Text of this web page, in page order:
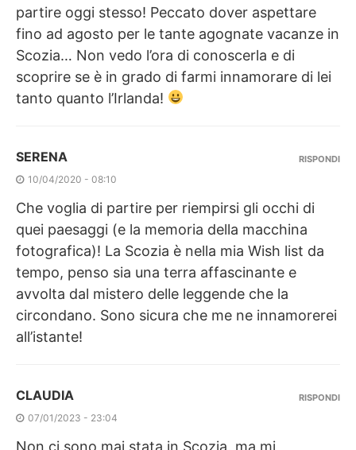
partire oggi stesso! Peccato dover aspettare
fino ad agosto per le tante agognate vacanze in
Scozia… Non vedo l’ora di conoscerla e di
scoprire se è in grado di farmi innamorare di lei
tanto quanto l’Irlanda!
SERENA
10/04/2020 - 08:10
Che voglia di partire per riempirsi gli occhi di
quei paesaggi (e la memoria della macchina
fotografica)! La Scozia è nella mia Wish list da
tempo, penso sia una terra affascinante e
avvolta dal mistero delle leggende che la
circondano. Sono sicura che me ne innamorerei
all’istante!
RISPONDI
CLAUDIA
07/01/2023 - 23:04
Non ci sono mai stata in Scozia, ma mi
RISPONDI